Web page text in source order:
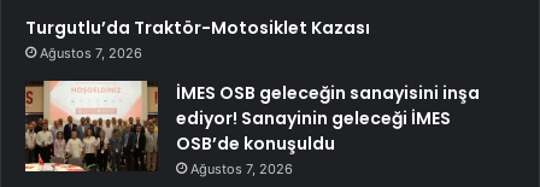
Turgutlu’da Traktör-Motosiklet Kazası
Ağustos 7, 2026
İMES OSB geleceğin sanayisini inşa
ediyor! Sanayinin geleceği İMES
OSB’de konuşuldu
Ağustos 7, 2026